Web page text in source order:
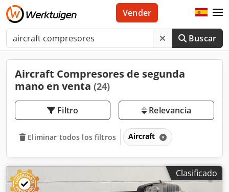
Buscar
Vender
Aircraft Compresores de segunda
mano en venta (24)
Filtro Relevancia
Eliminar todos los filtros Aircraft
Clasificado